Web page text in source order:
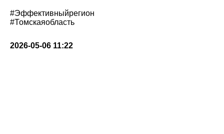
#Эффективныйрегион
#Томскаяобласть
2026-05-06 11:22